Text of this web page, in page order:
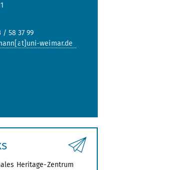
/ 58 37 99
weimar.de
Heritage-Zentrum